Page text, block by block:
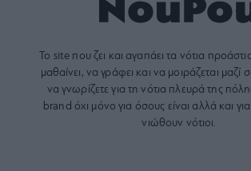
Το site που ζει και αγαπάει τα νότια
μαθαίνει, να γράφει και να μοιράζεται μαζί
να γνωρίζετε για τη νότια πλευρά της
brand όχι μόνο για όσους είναι αλλά και
νιώθουν νότιοι.